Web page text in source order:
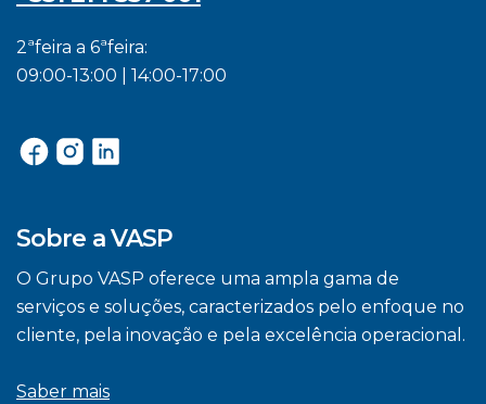
2ªfeira a 6ªfeira:
09:00-13:00 | 14:00-17:00
Sobre a VASP
O Grupo VASP oferece uma ampla gama de
serviços e soluções, caracterizados pelo enfoque no
cliente, pela inovação e pela excelência operacional.
Saber mais